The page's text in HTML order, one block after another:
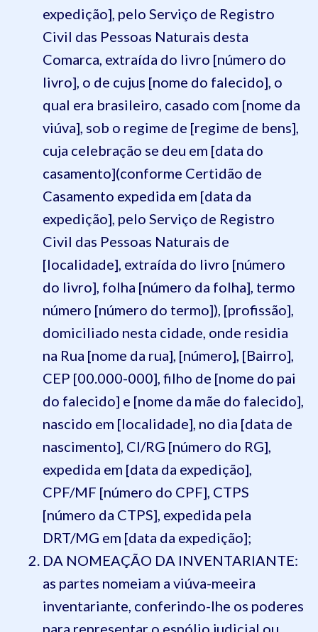
expedição], pelo Serviço de Registro
Civil das Pessoas Naturais desta
Comarca, extraída do livro [número do
livro], o de cujus [nome do falecido], o
qual era brasileiro, casado com [nome da
viúva], sob o regime de [regime de bens],
cuja celebração se deu em [data do
casamento](conforme Certidão de
Casamento expedida em [data da
expedição], pelo Serviço de Registro
Civil das Pessoas Naturais de
[localidade], extraída do livro [número
do livro], folha [número da folha], termo
número [número do termo]), [profissão],
domiciliado nesta cidade, onde residia
na Rua [nome da rua], [número], [Bairro],
CEP [00.000-000], filho de [nome do pai
do falecido] e [nome da mãe do falecido],
nascido em [localidade], no dia [data de
nascimento], CI/RG [número do RG],
expedida em [data da expedição],
CPF/MF [número do CPF], CTPS
[número da CTPS], expedida pela
DRT/MG em [data da expedição];
DA NOMEAÇÃO DA INVENTARIANTE:
as partes nomeiam a viúva-meeira
inventariante, conferindo-lhe os poderes
para representar o espólio judicial ou